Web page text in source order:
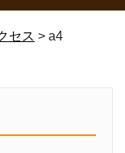
セス > a4